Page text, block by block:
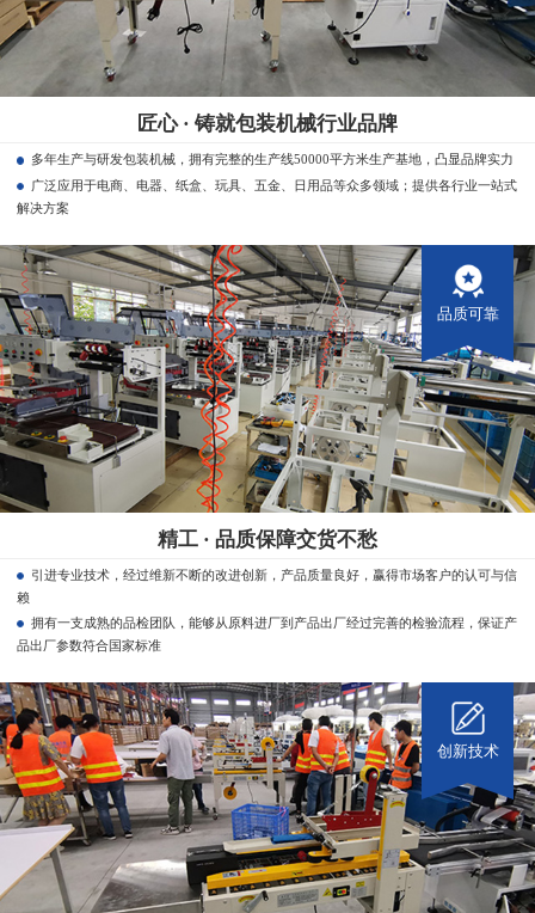
匠心 · 铸就包装机械行业品牌
多年生产与研发包装机械，拥有完整的生产线50000平方米生产基地，凸显品牌实力
广泛应用于电商、电器、纸盒、玩具、五金、日用品等众多领域；提供各行业一站式
解决方案
品质可靠
精工 · 品质保障交货不愁
引进专业技术，经过维新不断的改进创新，产品质量良好，赢得市场客户的认可与信
赖
拥有一支成熟的品检团队，能够从原料进厂到产品出厂经过完善的检验流程，保证产
品出厂参数符合国家标准
创新技术